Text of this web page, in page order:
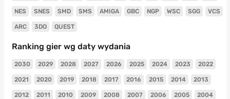
NES SNES SMD SMS AMIGA GBC NGP WSC SGG VCS
ARC 3DO QUEST
Ranking gier wg daty wydania
2030 2029 2028 2027 2026 2025 2024 2023 2022
2021 2020 2019 2018 2017 2016 2015 2014 2013
2012 2011 2010 2009 2008 2007 2006 2005 2004